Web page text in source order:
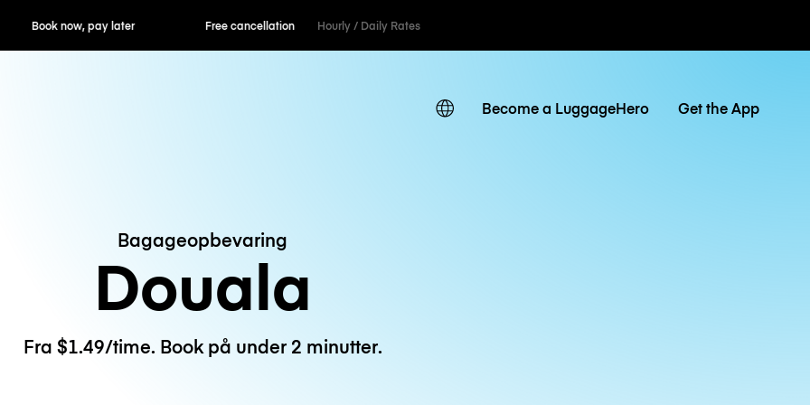
now, pay later Free cancellation Hourly / Daily Rates
Become a LuggageHero Get the App
Bagageopbevaring
Douala
Fra $1.49/time. Book på under 2 minutter.